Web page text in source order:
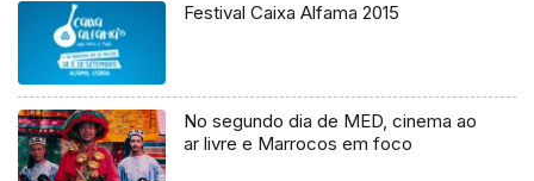
Festival Caixa Alfama 2015
No segundo dia de MED, cinema ao
ar livre e Marrocos em foco